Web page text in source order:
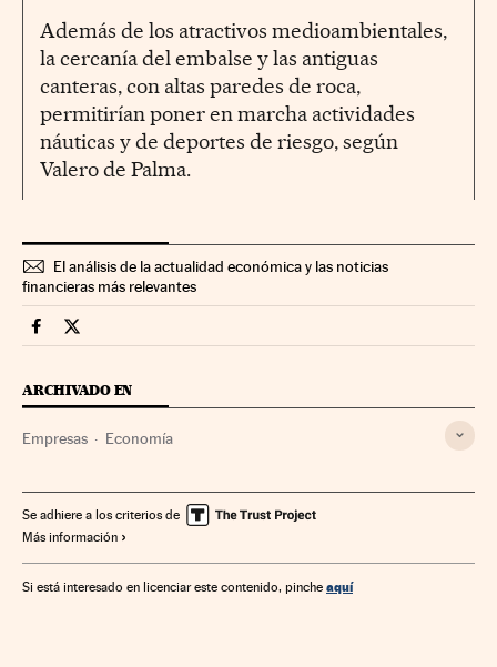
Además de los atractivos medioambientales,
la cercanía del embalse y las antiguas
canteras, con altas paredes de roca,
permitirían poner en marcha actividades
náuticas y de deportes de riesgo, según
Valero de Palma.
El análisis de la actualidad económica y las noticias
financieras más relevantes
Companias Cinco Días en Facebook
Companias Cinco Días en Twitter
ARCHIVADO EN
Empresas Economía
Se adhiere a los criterios de
Más información
Si está interesado en licenciar este contenido, pinche aquí